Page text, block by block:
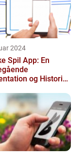
2024
Spil App: En
og Historisk